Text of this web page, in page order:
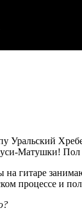
Уральский
Матушки! Пол
гитаре
процессе и